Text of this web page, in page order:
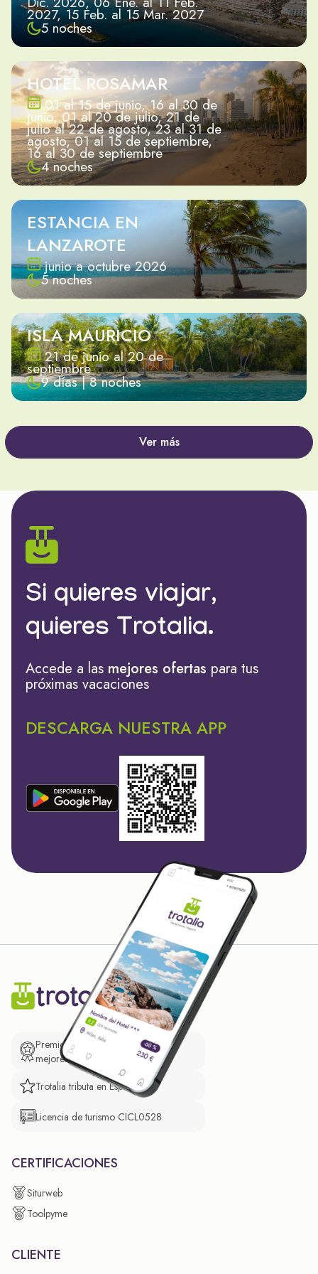
2027, 15 Feb. al 15 Mar. 2027
5 noches
HOTEL ROSAMAR
01 al 15 de junio, 16 al 30 de
junio, 01 al 20 de julio, 21 de
julio al 22 de agosto, 23 al 31 de
agosto, 01 al 15 de septiembre,
16 al 30 de septiembre
4 noches
ESTANCIA EN
LANZAROTE
junio a octubre 2026
5 noches
ISLA MAURICIO
21 de junio al 20 de
septiembre
9 días | 8 noches
Ver más
Si quieres viajar,
quieres Trotalia.
Accede a las mejores ofertas para tus
próximas vacaciones
DESCARGA NUESTRA APP
Premio de El Confidencial a las
mejores prácticas empresariales.
Trotalia tributa en España
Licencia de turismo CICL0528
CERTIFICACIONES
Siturweb
Toolpyme
CLIENTE